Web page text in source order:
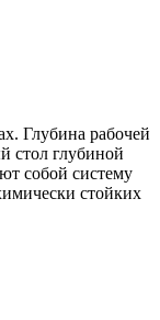
Глубина рабочей
стол глубиной
собой систему
стойких